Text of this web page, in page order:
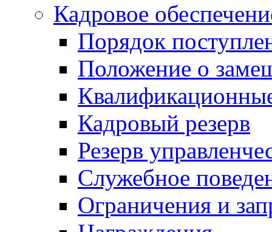
Кадровое
Порядок
Положение о
Кадровый резерв
Резерв
Служебное
Ограничения и